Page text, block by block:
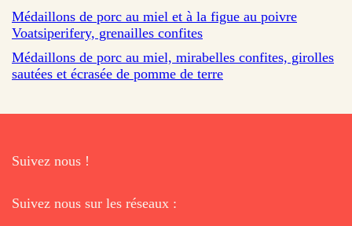
Médaillons de porc au miel et à la figue au poivre
Voatsiperifery, grenailles confites
Médaillons de porc au miel, mirabelles confites, girolles
sautées et écrasée de pomme de terre
Suivez nous !
Suivez nous sur les réseaux :